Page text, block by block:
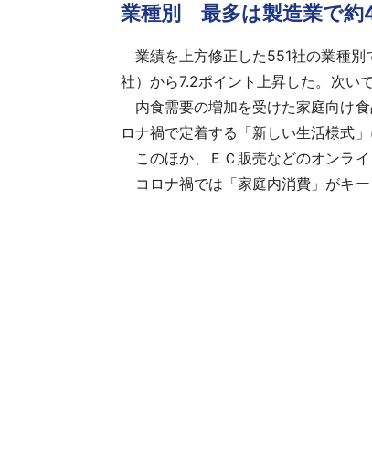
業種別 最多は製造業で約
業績を上方修正した551社の業種別
社）から7.2ポイント上昇した。次い
内食需要の増加を受けた家庭向け
ロナ禍で定着する「新しい生活様式
このほか、ＥＣ販売などのオンライ
コロナ禍では「家庭内消費」がキー